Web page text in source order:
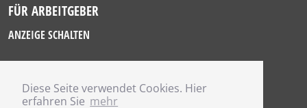
Diese Seite verwendet Cookies. Hier
erfahren Sie mehr
FÜR ARBEITGEBER
ANZEIGE SCHALTEN
IMPRESSUM